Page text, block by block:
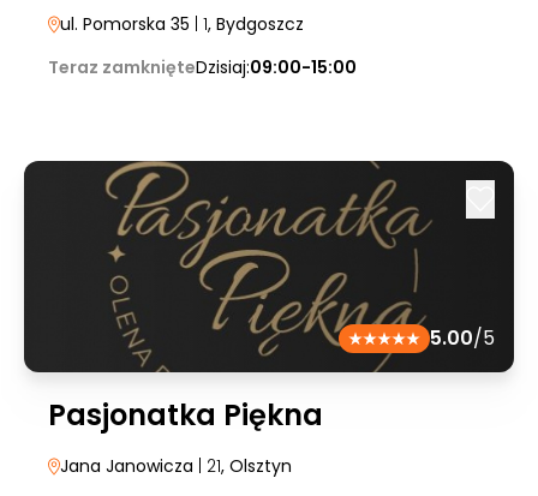
ul. Pomorska 35 | 1, Bydgoszcz
Teraz zamknięteDzisiaj:09:00-15:00
5.00/5
Pasjonatka Piękna
Jana Janowicza | 21, Olsztyn